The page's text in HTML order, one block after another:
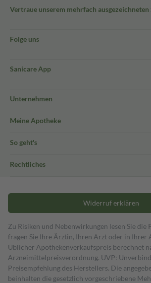
Vertraue unserem mehrfach ausgezeichneten
Folge uns
Sanicare App
Unternehmen
Meine Apotheke
So geht's
Rechtliches
Widerruf erklären
Zu Risiken und Nebenwirkungen lesen Sie die
fragen Sie Ihre Ärztin, Ihren Arzt oder in Ihrer
Üblicher Apothekenverkaufspreis berechnet
Arzneimittelpreisverordnung. UVP:
Preisempfehlung des Herstellers. Die
beinhalten die gesetzlich vorgeschriebene